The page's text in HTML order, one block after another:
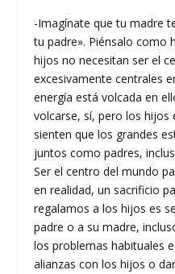
-Imagínate que tu madre
tu padre». Piénsalo como
hijos no necesitan ser el
excesivamente centrales
energía está volcada en
volcarse, sí, pero los hijos
sienten que los grandes
juntos como padres,
Ser el centro del mundo
en realidad, un sacrificio
regalamos a los hijos es
padre o a su madre,
los problemas habituales
alianzas con los hijos o